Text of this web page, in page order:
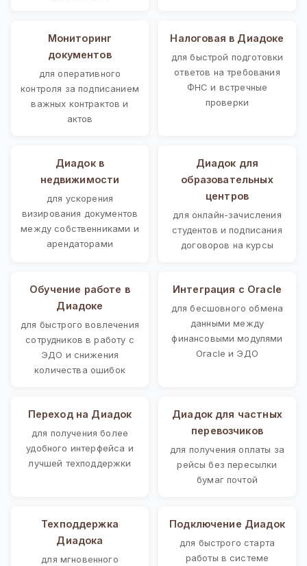
Мониторинг
документов
для оперативного
контроля за подписанием
важных контрактов и
актов
Налоговая в Диадоке
для быстрой подготовки
ответов на требования
ФНС и встречные
проверки
Диадок в
недвижимости
для ускорения
визирования документов
между собственниками и
арендаторами
Диадок для
образовательных
центров
для онлайн-зачисления
студентов и подписания
договоров на курсы
Обучение работе в
Диадоке
для быстрого вовлечения
сотрудников в работу с
ЭДО и снижения
количества ошибок
Интеграция с Oracle
для бесшовного обмена
данными между
финансовыми модулями
Oracle и ЭДО
Переход на Диадок
для получения более
удобного интерфейса и
лучшей техподдержки
Диадок для частных
перевозчиков
для получения оплаты за
рейсы без пересылки
бумаг почтой
Техподдержка
Диадока
для мгновенного
Подключение Диадок
для быстрого старта
работы в системе